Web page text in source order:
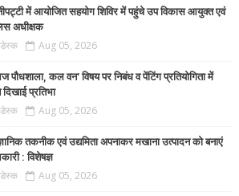
में आयोजित सहयोग शिविर में पहुंचे उप विकास आयुक्त एवं
अधीक्षक
डेस्क Aug 05, 2026
पौधशाला, कल वन' विषय पर निबंध व पेंटिंग प्रतियोगिता में
दिखाई प्रतिभा
डेस्क Aug 05, 2026
तकनीक एवं उद्यमिता अपनाकर मखाना उत्पादन को बनाएं
: विशेषज्ञ
डेस्क Aug 05, 2026